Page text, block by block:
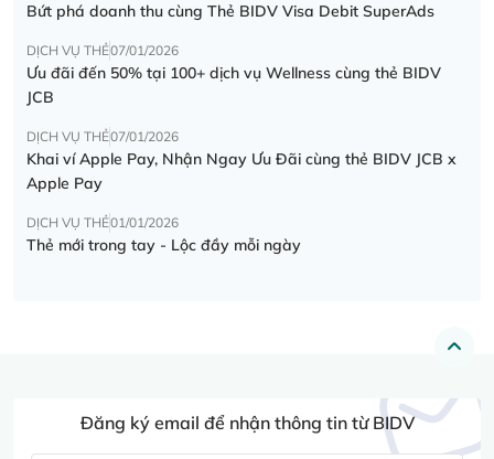
Bứt phá doanh thu cùng Thẻ BIDV Visa Debit SuperAds
DỊCH VỤ THẺ07/01/2026
Ưu đãi đến 50% tại 100+ dịch vụ Wellness cùng thẻ BIDV
JCB
DỊCH VỤ THẺ07/01/2026
Khai ví Apple Pay, Nhận Ngay Ưu Đãi cùng thẻ BIDV JCB x
Apple Pay
DỊCH VỤ THẺ01/01/2026
Thẻ mới trong tay - Lộc đầy mỗi ngày
Đăng ký email để nhận thông tin từ BIDV